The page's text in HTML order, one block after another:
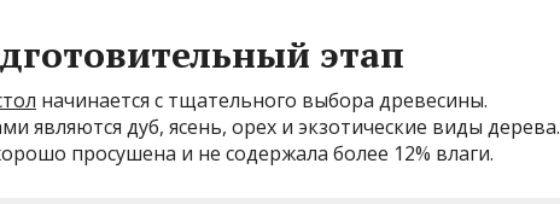
этап
начинается с тщательного выбора древесины.
являются дуб, ясень, орех и экзотические виды дерева.
просушена и не содержала более 12% влаги.